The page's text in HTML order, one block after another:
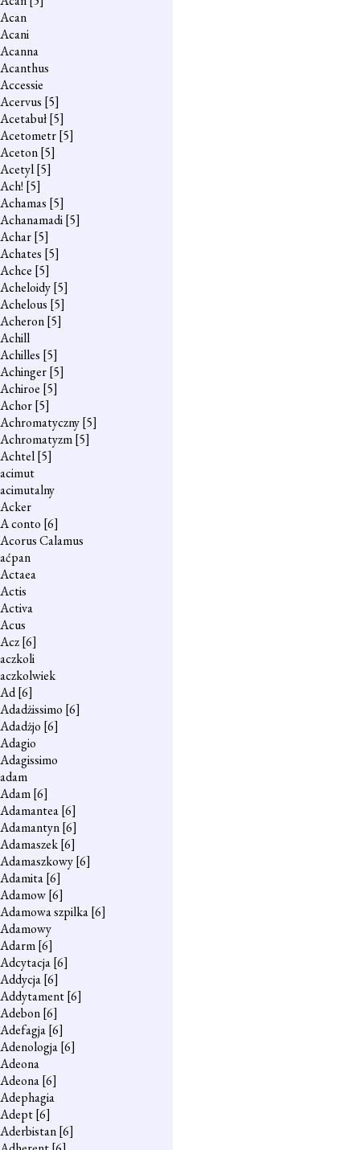
Acan
Acani
Acanna
Acanthus
Accessie
Acervus [5]
Acetabuł[5]
Acetometr[5]
Aceton[5]
Acetyl[5]
Ach! [5]
Achamas [5]
Achanamadi[5]
Achar[5]
Achates [5]
Achce [5]
Acheloidy[5]
Achelous [5]
Acheron[5]
Achill
Achilles [5]
Achinger[5]
Achiroe [5]
Achor[5]
Achromatyczny[5]
Achromatyzm[5]
Achtel[5]
acimut
acimutalny
Acker
A conto [6]
Acorus Calamus
aćpan
Actaea
Actis
Activa
Acus
Acz[6]
aczkoli
aczkolwiek
Ad[6]
Adadżissimo [6]
Adadżjo [6]
Adagio
Adagissimo
adam
Adam[6]
Adamantea[6]
Adamantyn[6]
Adamaszek[6]
Adamaszkowy[6]
Adamita[6]
Adamow[6]
Adamowa szpilka[6]
Adamowy
Adarm[6]
Adcytacja[6]
Addycja[6]
Addytament[6]
Adebon[6]
Adefagja[6]
Adenologja[6]
Adeona
Adeona[6]
Adephagia
Adept[6]
Aderbistan[6]